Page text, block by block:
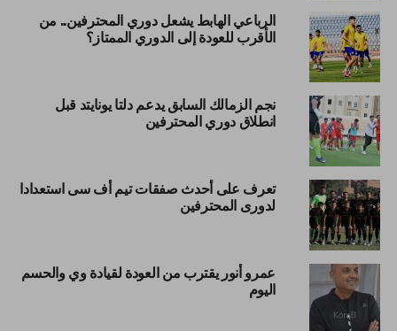
الرباعي الهابط يشعل دوري المحترفين.. من
الأقرب للعودة إلى الدوري الممتاز؟
نجم الزمالك السابق يدعم دلتا يونايتد قبل
انطلاق دوري المحترفين
تعرف على أحدث صفقات تيم أف سى استعدادا
لدورى المحترفين
عمرو أنور يقترب من العودة لقيادة وي والحسم
اليوم